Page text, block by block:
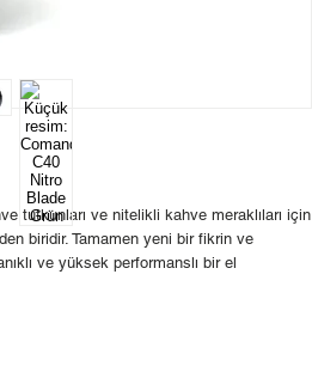
tutkunları ve nitelikli kahve meraklıları için
biridir. Tamamen yeni bir fikrin ve
ve yüksek performanslı bir el